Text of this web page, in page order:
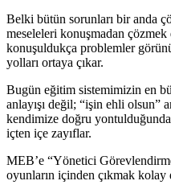
Belki bütün sorunları bir anda
meseleleri konuşmadan
konuşuldukça problemler
yolları ortaya çıkar.
Bugün eğitim sistemimizin en
anlayışı değil; “işin ehli olsun”
kendimize doğru
içten içe zayıflar.
MEB’e “Yönetici
oyunların içinden çıkmak kolay